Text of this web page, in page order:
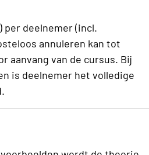
per deelnemer (incl.
annuleren kan tot
aanvang van de cursus. Bij
is deelnemer het volledige